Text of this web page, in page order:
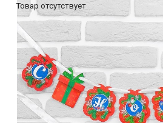
Товар отсутствует